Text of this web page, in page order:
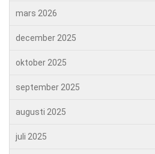
mars 2026
december 2025
oktober 2025
september 2025
augusti 2025
juli 2025